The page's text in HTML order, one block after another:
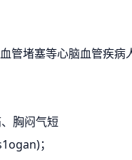
堵塞等心脑血管疾病
胸闷气短
；